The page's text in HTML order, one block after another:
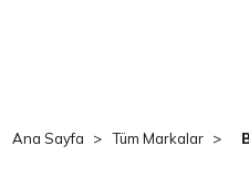
Ana Sayfa Tüm Markalar